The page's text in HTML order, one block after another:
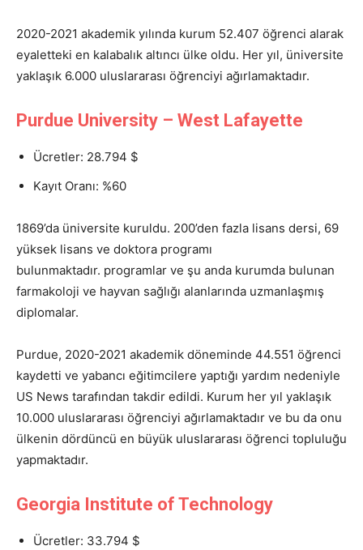
2020-2021 akademik yılında kurum 52.407 öğrenci alarak
eyaletteki en kalabalık altıncı ülke oldu. Her yıl, üniversite
yaklaşık 6.000 uluslararası öğrenciyi ağırlamaktadır.
Purdue University – West Lafayette
Ücretler: 28.794 $
Kayıt Oranı: %60
1869’da üniversite kuruldu. 200’den fazla lisans dersi, 69
yüksek lisans ve doktora programı
bulunmaktadır. programlar ve şu anda kurumda bulunan
farmakoloji ve hayvan sağlığı alanlarında uzmanlaşmış
diplomalar.
Purdue, 2020-2021 akademik döneminde 44.551 öğrenci
kaydetti ve yabancı eğitimcilere yaptığı yardım nedeniyle
US News tarafından takdir edildi. Kurum her yıl yaklaşık
10.000 uluslararası öğrenciyi ağırlamaktadır ve bu da onu
ülkenin dördüncü en büyük uluslararası öğrenci topluluğu
yapmaktadır.
Georgia Institute of Technology
Ücretler: 33.794 $